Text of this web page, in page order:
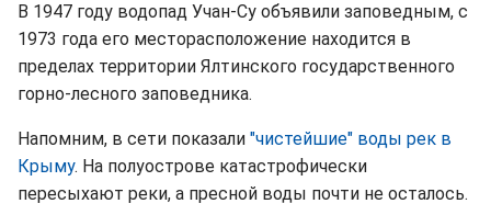
В 1947 году водопад Учан-Су объявили заповедным, с
1973 года его месторасположение находится в
пределах территории Ялтинского государственного
горно-лесного заповедника.
Напомним, в сети показали "чистейшие" воды рек в
Крыму. На полуострове катастрофически
пересыхают реки, а пресной воды почти не осталось.